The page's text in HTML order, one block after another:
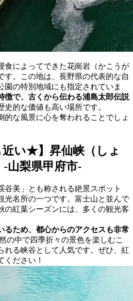
食によってできた花崗岩（かこうが
す。この地は、長野県の代表的な自
園の特別地域にも指定されていま
徴で、古くから伝わる浦島太郎伝説
史的な価値も高い場所です。
的な風景に心を奪われることでしょ
近い★】昇仙峡（しょ
山梨県甲府市-
谷美」とも称される絶景スポット
光名所の一つです。富士山と並んで
の紅葉シーズンには、多くの観光客
るため、都心からのアクセスも非常
の中で四季折々の景色を楽しむこ
れる峡谷として人気です。ぜひ、紅
ください！